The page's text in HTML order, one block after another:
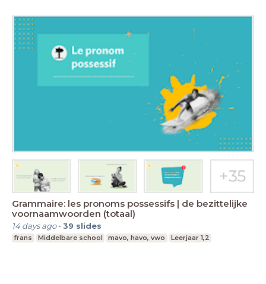
Grammaire: les pronoms possessifs | de bezittelijke
voornaamwoorden (totaal)
14 days ago-39 slides
frans Middelbare school mavo, havo, vwo Leerjaar 1,2